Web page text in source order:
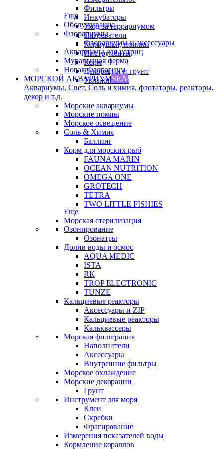
Фильтры
Инкубаторы
Уход за террариумом
Нагреватели
Кормушки, поилки
Инструменты
Корм
Декорации и грунт
Увлажнители
Еще
Обслуживание
Флорариумы
Флорариумы и аксессуары
Аквариумы для устриц
Муравьиная ферма
Новая Флорариум
МОРСКОЙ АКВАРИУМSEA
Аквариумы, Свет, Соль и химия, флотаторы, реакторы,
декор и т.д.
Морские аквариумы
Морские помпы
Морское освещение
Соль & Химия
Баллинг
Корм для морских рыб
FAUNA MARIN
OCEAN NUTRITION
OMEGA ONE
GROTECH
TETRA
TWO LITTLE FISHIES
Еще
Морская стерилизация
Озонирование
Озонатры
Долив воды и осмос
AQUA MEDIC
ISTA
RК
TROP ELECTRONIC
TUNZE
Кальциевые реакторы
Аксессуары и ZIP
Кальциевые реакторы
Кальквассеры
Морская фильтрация
Наполнители
Аксессуары
Внутренние фильтры
Морское охлаждение
Морские декорации
Грунт
Инструмент для моря
Клеи
Скребки
Фрагирование
Измерения показателей воды
Кормление кораллов